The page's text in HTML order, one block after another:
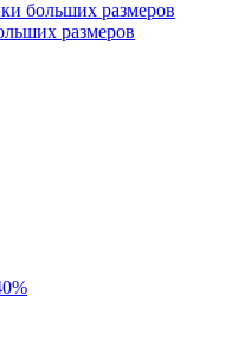
больших размеров
размеров